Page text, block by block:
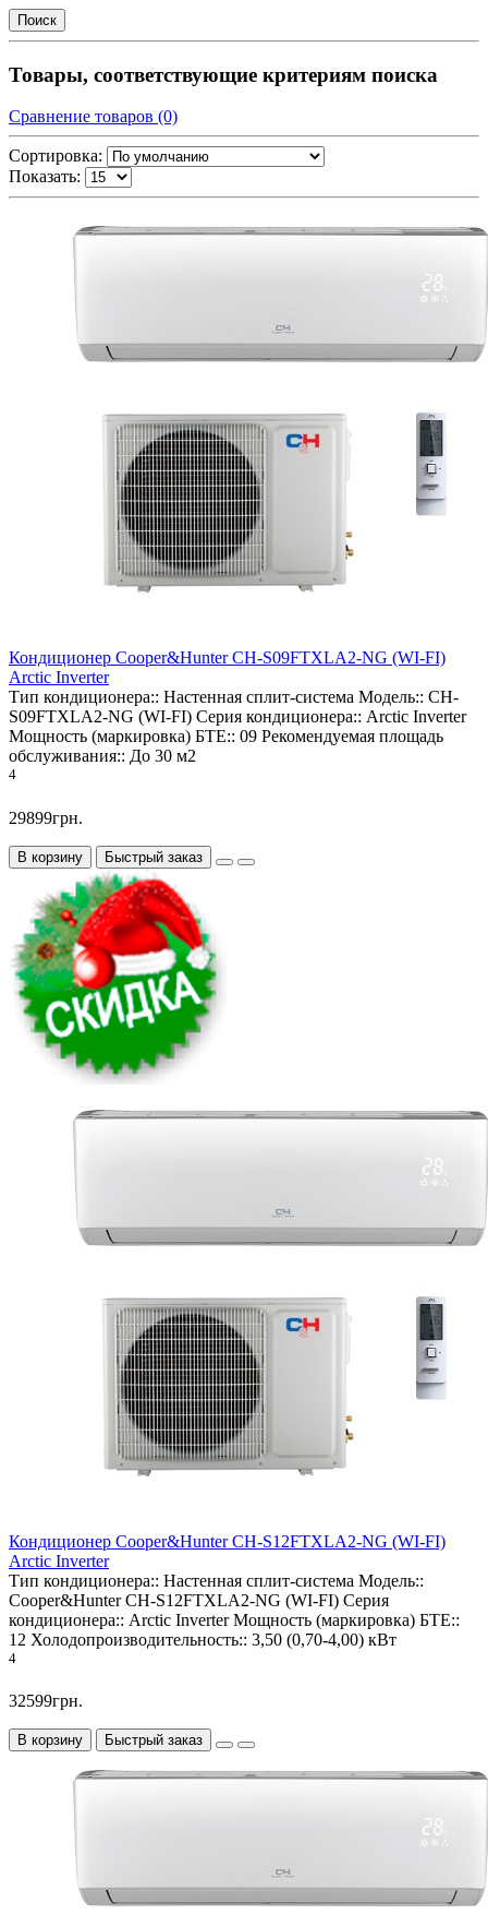
Товары, соответствующие критериям поиска
Сравнение товаров (0)
Сортировка:
Показать:
Кондиционер Cooper&Hunter CH-S09FTXLA2-NG (WI-FI)
Arctic Inverter
Тип кондиционера:: Настенная сплит-система Модель:: CH-
S09FTXLA2-NG (WI-FI) Серия кондиционера:: Arctic Inverter
Мощность (маркировка) БТЕ:: 09 Рекомендуемая площадь
обслуживания:: До 30 м2
4
29899грн.
В корзину Быстрый заказ
Кондиционер Cooper&Hunter CH-S12FTXLA2-NG (WI-FI)
Arctic Inverter
Тип кондиционера:: Настенная сплит-система Модель::
Cooper&Hunter CH-S12FTXLA2-NG (WI-FI) Серия
кондиционера:: Arctic Inverter Мощность (маркировка) БТЕ::
12 Холодопроизводительность:: 3,50 (0,70-4,00) кВт
4
32599грн.
В корзину Быстрый заказ